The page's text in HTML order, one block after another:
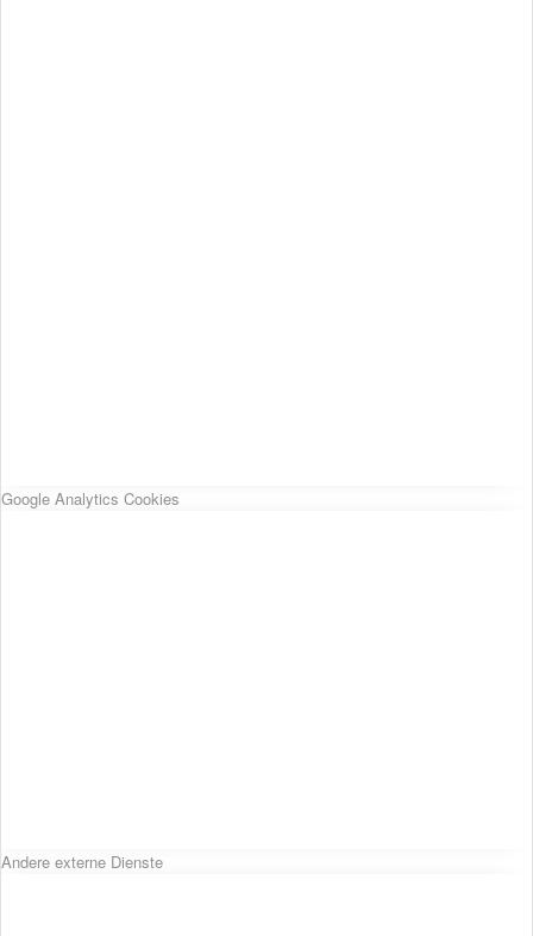
Google Analytics Cookies
Andere externe Dienste